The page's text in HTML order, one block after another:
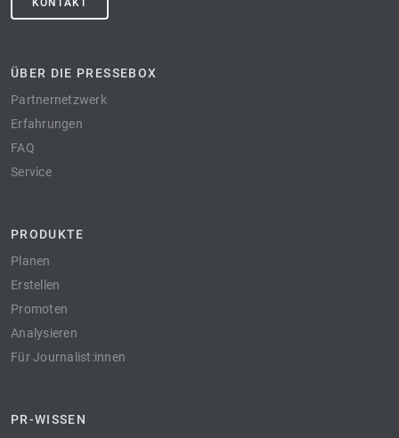
KONTAKT
ÜBER DIE PRESSEBOX
Partnernetzwerk
Erfahrungen
FAQ
Service
PRODUKTE
Planen
Erstellen
Promoten
Analysieren
Für Journalist:innen
PR-WISSEN